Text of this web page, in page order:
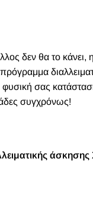
δεν θα το κάνει, η
φυσική σας
συγχρόνως!
άσκησης